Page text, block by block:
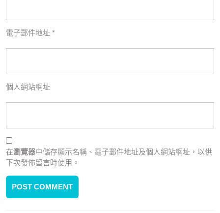
電子郵件地址 *
個人網站網址
在瀏覽器中儲存顯示名稱、電子郵件地址及個人網站網址，以供
下次發佈留言時使用。